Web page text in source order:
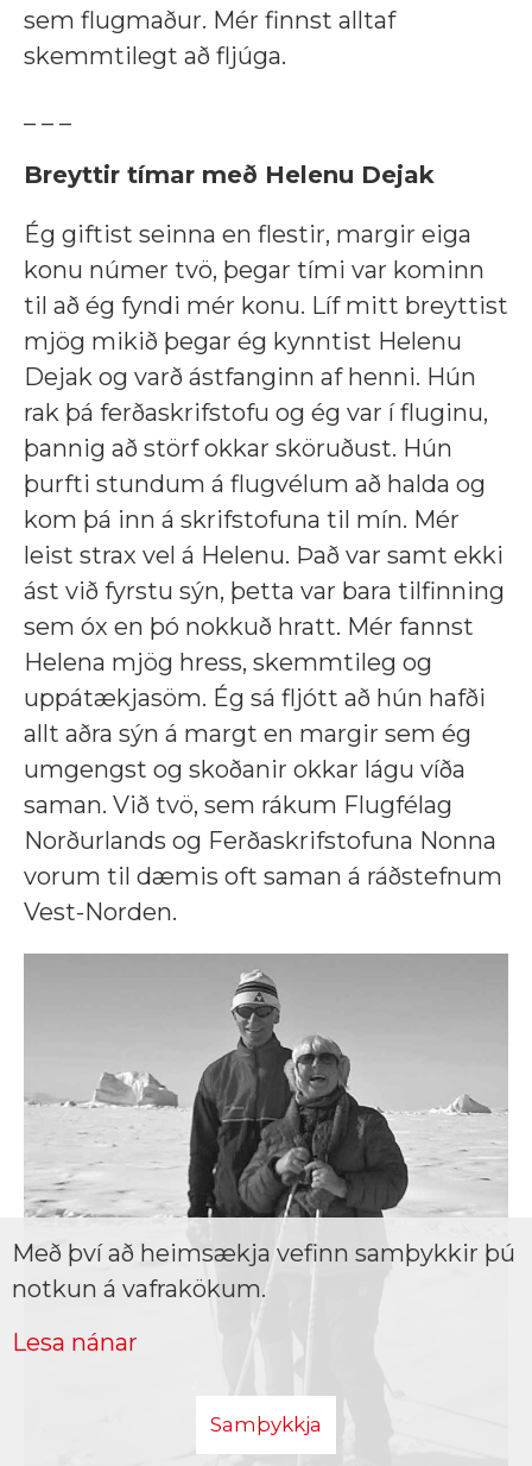
sem flugmaður. Mér finnst alltaf
skemmtilegt að fljúga.
Breyttir tímar með Helenu Dejak
Ég giftist seinna en flestir, margir eiga
konu númer tvö, þegar tími var kominn
til að ég fyndi mér konu. Líf mitt breyttist
mjög mikið þegar ég kynntist Helenu
Dejak og varð ástfanginn af henni. Hún
rak þá ferðaskrifstofu og ég var í fluginu,
þannig að störf okkar sköruðust. Hún
þurfti stundum á flugvélum að halda og
kom þá inn á skrifstofuna til mín. Mér
leist strax vel á Helenu. Það var samt ekki
ást við fyrstu sýn, þetta var bara tilfinning
sem óx en þó nokkuð hratt. Mér fannst
Helena mjög hress, skemmtileg og
uppátækjasöm. Ég sá fljótt að hún hafði
allt aðra sýn á margt en margir sem ég
umgengst og skoðanir okkar lágu víða
saman. Við tvö, sem rákum Flugfélag
Norðurlands og Ferðaskrifstofuna Nonna
vorum til dæmis oft saman á ráðstefnum
Vest-Norden.
Með því að heimsækja vefinn samþykkir þú
notkun á vafrakökum.
Lesa nánar
Samþykkja